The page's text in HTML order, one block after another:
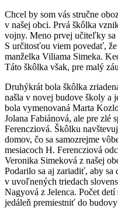
Chcel by som vás stručne
v našej obci. Prvá škôlka
vojny. Meno prvej učiteľky
S určitosťou viem povedať,
manželka Viliama Simeka.
Táto škôlka však, pre malý
Druhýkrát bola škôlka
našla v novej budove školy a
bola vymenovaná Marta
Jolana Fabiánová, ale pre zlé
Ferencziová. Škôlku
domov, čo sa samozrejme
mesiacoch H. Ferencziová
Veronika Simeková z našej
Podarilo sa aj zariadiť, aby sa
v uvoľnených triedach
Nagyová z Jelenca. Počet
jedáleň premiestniť do